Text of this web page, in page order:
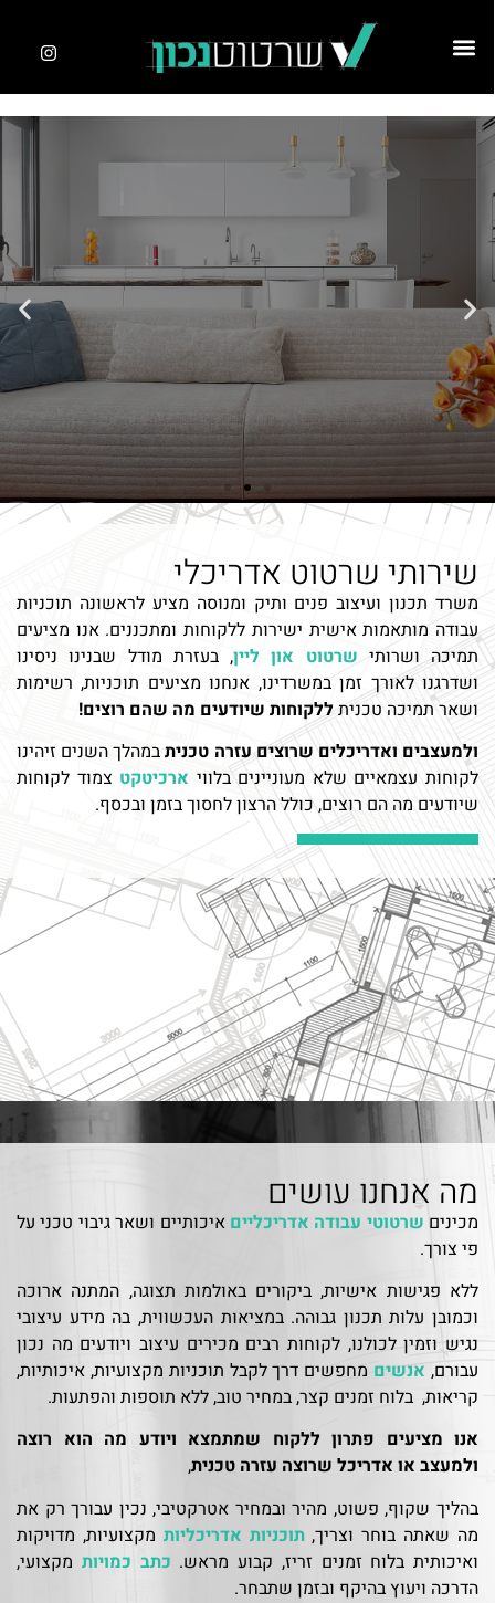
לאנשים שיודעים מה שהם
רוצים!
אנחנו מציעים תוכניות עבודה, כתבי כמויות ושאר תמיכה
טכנית לראשונה בישראל חיבור ישיר בין הרעיונות
העיצובים שלך והידע הטכני שלנו הליך שקוף, פשוט,
מהיר במחיר טוב, ללא הפתעות או עיכובים
שירותי שרטוט אדריכלי
משרד תכנון ועיצוב פנים ותיק ומנוסה מציע לראשונה תוכניות
עבודה מותאמות אישית ישירות ללקוחות ומתכננים. אנו מציעים
תמיכה ושרותי שרטוט און ליין, בעזרת מודל שבנינו ניסינו
ושדרגנו לאורך זמן במשרדינו, אנחנו מציעים תוכניות, רשימות
ושאר תמיכה טכניתללקוחות שיודעים מה שהם רוצים!
ולמעצבים ואדריכלים שרוצים עזרה טכניתבמהלך השנים זיהינו
לקוחות עצמאיים שלא מעוניינים בלווי ארכיטקט צמוד לקוחות
שיודעים מה הם רוצים, כולל הרצון לחסוך בזמן ובכסף.
מה אנחנו עושים
מכינים שרטוטי עבודה אדריכליים איכותיים ושאר גיבוי טכני על
פי צורך.
ללא פגישות אישיות, ביקורים באולמות תצוגה, המתנה ארוכה
וכמובן עלות תכנון גבוהה. במציאות העכשווית, בה מידע עיצובי
נגיש וזמין לכולנו, לקוחות רבים מכירים עיצוב ויודעים מה נכון
עבורם, אנשיםמחפשים דרך לקבל תוכניות מקצועיות, איכותיות,
קריאות, בלוח זמנים קצר, במחיר טוב, ללא תוספות והפתעות.
אנו מציעים פתרון ללקוח שמתמצא ויודע מה הוא רוצה
ולמעצב או אדריכל שרוצה עזרה טכנית,
בהליך שקוף, פשוט, מהיר ובמחיר אטרקטיבי, נכין עבורך רק את
מה שאתה בוחר וצריך, תוכניות אדריכליות מקצועיות, מדויקות
ואיכותית בלוח זמנים זריז, קבוע מראש. כתב כמויותמקצועי,
הדרכה ויעוץ בהיקף ובזמן שתבחר.